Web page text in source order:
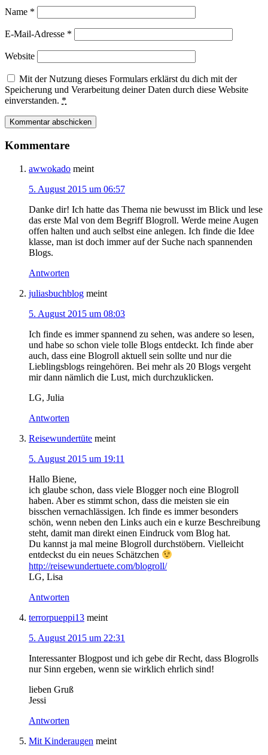
Name *
E-Mail-Adresse *
Website
Mit der Nutzung dieses Formulars erklärst du dich mit der
Speicherung und Verarbeitung deiner Daten durch diese Website
einverstanden. *
Kommentare
awwokado meint
5. August 2015 um 06:57
Danke dir! Ich hatte das Thema nie bewusst im Blick und lese
das erste Mal von dem Begriff Blogroll. Werde meine Augen
offen halten und auch selbst eine anlegen. Ich finde die Idee
klasse, man ist doch immer auf der Suche nach spannenden
Blogs.
Antworten
juliasbuchblog meint
5. August 2015 um 08:03
Ich finde es immer spannend zu sehen, was andere so lesen,
und habe so schon viele tolle Blogs entdeckt. Ich finde aber
auch, dass eine Blogroll aktuell sein sollte und nur die
Lieblingsblogs reingehören. Bei mehr als 20 Blogs vergeht
mir dann nämlich die Lust, mich durchzuklicken.
LG, Julia
Antworten
Reisewundertüte meint
5. August 2015 um 19:11
Hallo Biene,
ich glaube schon, dass viele Blogger noch eine Blogroll
haben. Aber es stimmt schon, dass die meisten sie ein
bisschen vernachlässigen. Ich finde es immer besonders
schön, wenn neben den Links auch ein e kurze Beschreibung
steht, damit man direkt einen Eindruck vom Blog hat.
Du kannst ja mal meine Blogroll durchstöbern. Vielleicht
entdeckst du ein neues Schätzchen
http://reisewundertuete.com/blogroll/
LG, Lisa
Antworten
terrorpueppi13 meint
5. August 2015 um 22:31
Interessanter Blogpost und ich gebe dir Recht, dass Blogrolls
nur Sinn ergeben, wenn sie wirklich ehrlich sind!
lieben Gruß
Jessi
Antworten
Mit Kinderaugen meint